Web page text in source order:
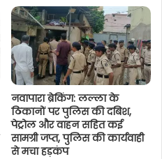
नवापारा ब्रेकिंग: लल्ला के
ठिकानों पर पुलिस की दबिश,
पेट्रोल और वाहन सहित कई
सामग्री जप्त, पुलिस की कार्यवाही
से मचा हड़कंप